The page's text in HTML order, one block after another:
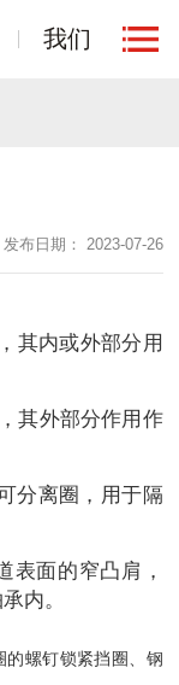
我们
发布日期： 2023-07-26
其内或外部分用
其外部分作用作
分离圈，用于隔
表面的窄凸肩，
内。
的螺钉锁紧挡圈、钢